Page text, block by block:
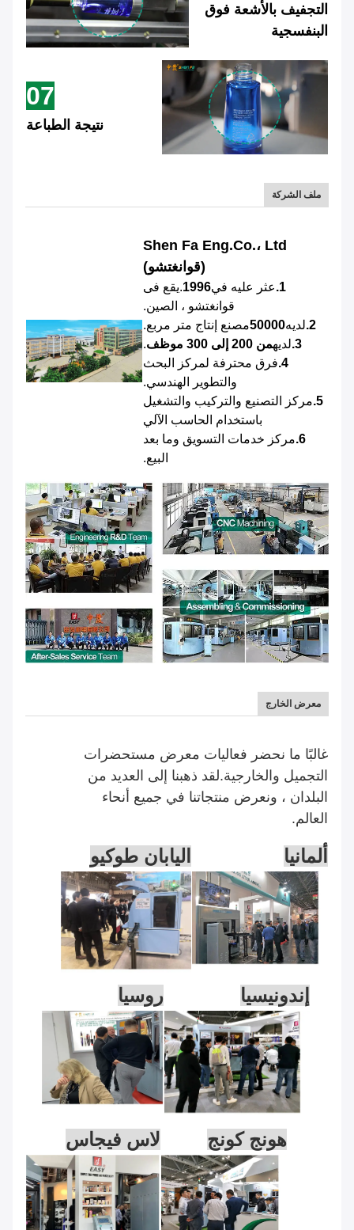
التجفيف بالأشعة فوق
البنفسجية
07
نتيجة الطباعة
ملف الشركة
Shen Fa Eng.Co.، Ltd
(قوانغتشو)
1. عثر عليه في1996.يقع فى
قوانغتشو ، الصين.
2. لديه50000مصنع إنتاج متر مربع.
3. لديهمن 200 إلى 300 موظف
.
4. فرق محترفة لمركز البحث
والتطوير الهندسي.
5. مركز التصنيع والتركيب والتشغيل
باستخدام الحاسب الآلي
6. مركز خدمات التسويق وما بعد
البيع.
معرض الخارج
غالبًا ما نحضر فعاليات معرض مستحضرات
التجميل والخارجية.لقد ذهبنا إلى العديد من
البلدان ، ونعرض منتجاتنا في جميع أنحاء
العالم.
ألمانيا اليابان طوكيو
إندونيسيا روسيا
هونج كونج لاس فيجاس